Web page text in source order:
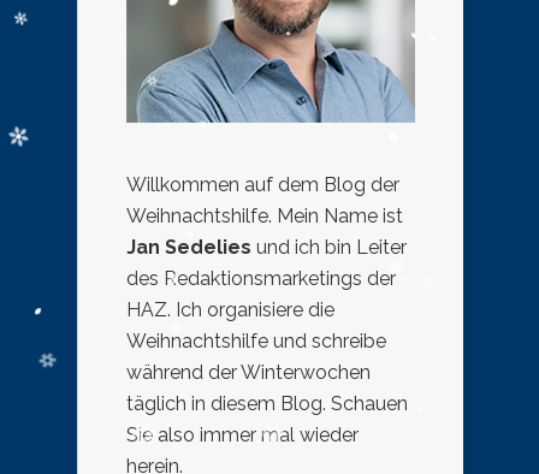
Willkommen auf dem Blog der
Weihnachtshilfe. Mein Name ist
Jan Sedelies und ich bin Leiter
des Redaktionsmarketings der
HAZ. Ich organisiere die
Weihnachtshilfe und schreibe
während der Winterwochen
täglich in diesem Blog. Schauen
Sie also immer mal wieder
herein.